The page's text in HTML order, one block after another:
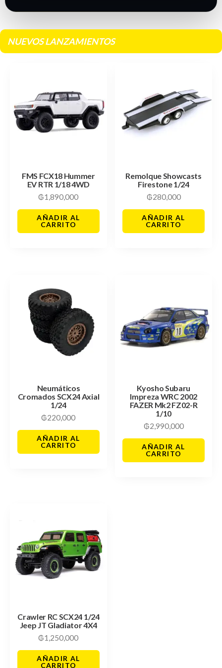
NUEVOS LANZAMIENTOS
FMS FCX18 Hummer
EV RTR 1/18 4WD
₲1,890,000
AÑADIR AL
CARRITO
Remolque Showcasts
Firestone 1/24
₲280,000
AÑADIR AL
CARRITO
Neumáticos
Cromados SCX24 Axial
1/24
₲220,000
AÑADIR AL
CARRITO
Kyosho Subaru
Impreza WRC 2002
FAZER Mk2 FZ02-R
1/10
₲2,990,000
AÑADIR AL
CARRITO
Crawler RC SCX24 1/24
Jeep JT Gladiator 4X4
₲1,250,000
AÑADIR AL
CARRITO